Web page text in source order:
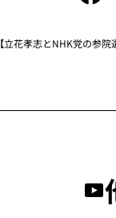
【立花孝志とNHK党の参院